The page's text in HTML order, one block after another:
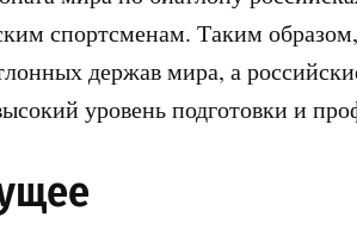
спортсменам. Таким образом,
держав мира, а
уровень подготовки и